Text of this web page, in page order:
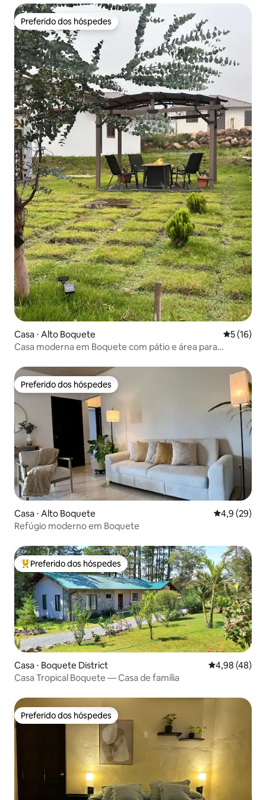
Preferido dos hóspedes
Preferido dos hóspedes
Casa ⋅ Alto Boquete 5 de uma
5 (16)
Casa moderna em Boquete com pátio e área para
Preferido dos hóspedes
Preferido dos hóspedes
Casa ⋅ Alto Boquete 4,9 de uma
4,9 (29)
Refúgio moderno em Boquete
Entre os melhores preferidos dos hóspedes
Preferido dos hóspedes
Casa ⋅ Boquete District 4,98 de uma
4,98 (48)
Casa Tropical Boquete — Casa de família
Preferido dos hóspedes
Preferido dos hóspedes